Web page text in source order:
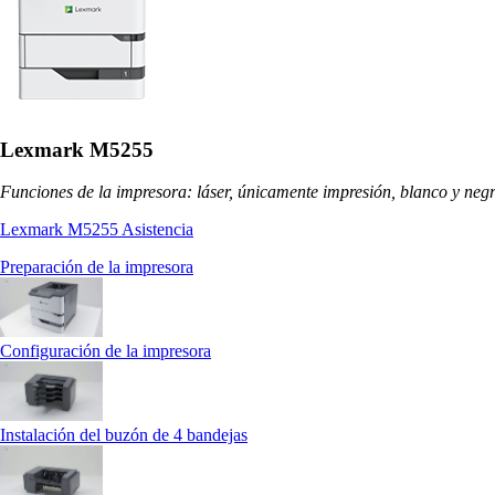
Lexmark M5255
Funciones de la impresora: láser, únicamente impresión, blanco y
Lexmark M5255 Asistencia
Preparación de la impresora
Configuración de la impresora
Instalación del buzón de 4 bandejas